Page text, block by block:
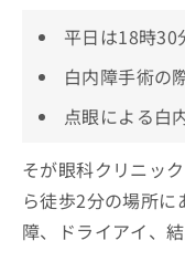
平日は18時30
白内障手術の
点眼による白
そが眼科クリニッ
ら徒歩2分の場所
障、ドライアイ、